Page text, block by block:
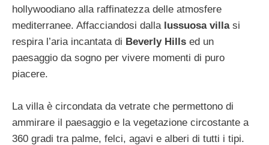
hollywoodiano alla raffinatezza delle atmosfere
mediterranee. Affacciandosi dalla lussuosa villasi
respira l’aria incantata di Beverly Hills ed un
paesaggio da sogno per vivere momenti di puro
piacere.
La villa è circondata da vetrate che permettono di
ammirare il paesaggio e la vegetazione circostante a
360 gradi tra palme, felci, agavi e alberi di tutti i tipi.